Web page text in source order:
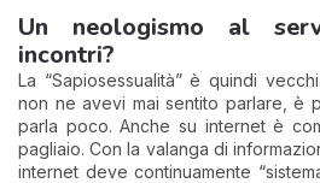
Un neologismo al
incontri?
La “Sapiosessualità” è quindi
non ne avevi mai sentito parlare, è
parla poco. Anche su internet è
pagliaio. Con la valanga di
internet deve continuamente